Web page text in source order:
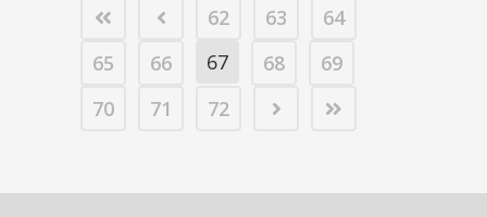
62 63
64
65
66 67 68
69
70
71 72